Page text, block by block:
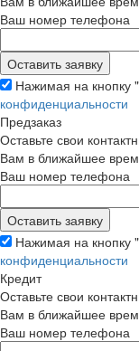
Ваш номер телефона
Нажимая на кнопку
конфиденциальности
Предзаказ
Оставьте свои
Вам в ближайшее
Ваш номер телефона
Нажимая на кнопку
конфиденциальности
Кредит
Оставьте свои
Вам в ближайшее
Ваш номер телефона